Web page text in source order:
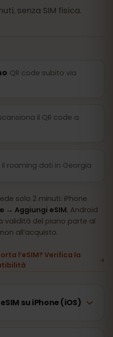
senza SIM fisica.
QR code subito via
il QR code a
roaming dati in Georgia
solo 2 minuti: iPhone
→ Aggiungi eSIM, Android
validità del piano parte al
all’acquisto.
l’eSIM? Verifica la
su iPhone (iOS)